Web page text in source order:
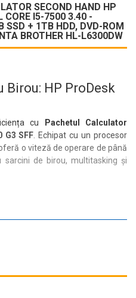
SECOND HAND HP
CORE I5-7500 3.40 -
SSD + 1TB HDD, DVD-ROM
BROTHER HL-L6300DW
Birou: HP ProDesk
cu Pachetul Calculator
G3 SFF . Echipat cu un procesor
o viteză de operare de până
de birou, multitasking și
o experiență fluidă
accesibilitate la medii fizice
ideală pentru activități de